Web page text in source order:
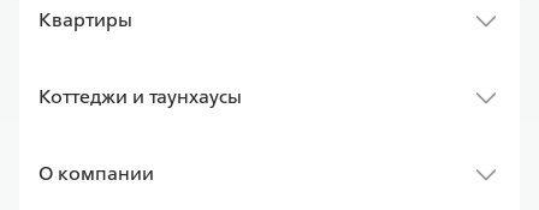
Квартиры
Коттеджи и таунхаусы
О компании